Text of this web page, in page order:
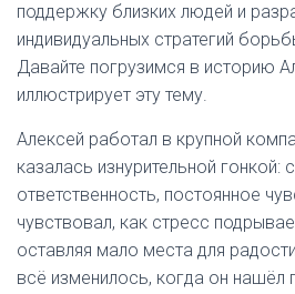
поддержку близких людей и
индивидуальных стратегий
Давайте погрузимся в историю
иллюстрирует эту тему.
Алексей работал в крупной
казалась изнурительной гонкой:
ответственность, постоянное
чувствовал, как стресс
оставляя мало места для
всё изменилось, когда он нашёл